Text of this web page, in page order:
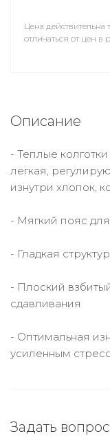
Цена
отличаться от цен в
Описание
- Теплые
легкая,
изнутри хлопок,
- Мягкий пояс
- Гладкая
- Плоский
сдавливания
- Оптимальная
усиленным
Задать вопрос